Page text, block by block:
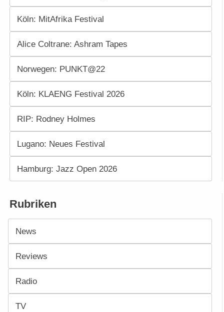
Köln: MitAfrika Festival
Alice Coltrane: Ashram Tapes
Norwegen: PUNKT@22
Köln: KLAENG Festival 2026
RIP: Rodney Holmes
Lugano: Neues Festival
Hamburg: Jazz Open 2026
Rubriken
News
Reviews
Radio
TV